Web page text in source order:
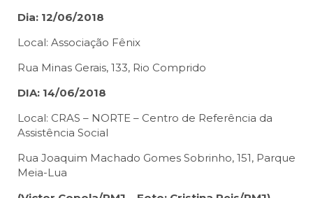
Dia: 12/06/2018
Local: Associação Fênix
Rua Minas Gerais, 133, Rio Comprido
DIA: 14/06/2018
Local: CRAS – NORTE – Centro de Referência da
Assistência Social
Rua Joaquim Machado Gomes Sobrinho, 151, Parque
Meia-Lua